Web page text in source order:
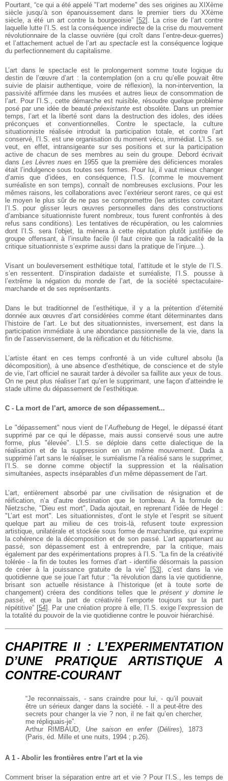
Pourtant, “ce qui a été appelé "l’art moderne" des ses origines au XIXème
siècle jusqu’à son épanouissement dans le premier tiers du XXème
siècle, a été un art contre la bourgeoisie”[52] . La crise de l’art contre
laquelle lutte l’I.S. est la conséquence indirecte de la crise du mouvement
révolutionnaire de la classe ouvrière (qui croît dans l’entre-deux-guerres)
et l’attachement actuel de l’art au spectacleest la conséquence logique
du perfectionnement du capitalisme.
L’art dans le spectacle est le prolongement somme toute logique du
destin de l’œuvre d’art : la contemplation (on a cru qu’elle pouvait être
suivie de plaisir authentique, voire de réflexion), la non-intervention, la
passivité affirmée dans les musées et autres lieux de consommation de
l’art. Pour l’I.S., cette démarche est nuisible, résoudre quelque problème
posé par une idée de beauté préexistante est obsolète. Dans un premier
temps, l’art et la liberté sont dans la destruction des idoles, des idées
préconçues et conventionnelles. Contre le spectacle, la culture
situationniste réalisée introduit la participation totale, et contre l’art
conservé, l’I.S. est une organisation du moment vécu, immédiat. L’I.S. se
veut, en effet, intransigeante sur ses positions et sur la participation
active de chacun de ses membres au sein du groupe. Debord écrivait
dansLes Lèvres nues en 1955 que la première des déficiences morales
était l’indulgence sous toutes ses formes. Pour lui, il vaut mieux changer
d’amis que d’idées, en conséquence, l’I.S. (comme le mouvement
surréaliste en son temps), connaît de nombreuses exclusions. Pour les
mêmes raisons, les collaborations avec l’extérieur seront rares, ce qui est
le moyen le plus sûr de ne pas se compromettre (les artistes convoitant
l’I.S. pour glisser leurs œuvres personnelles dans des constructions
d’ambiance situationniste furent nombreux, tous furent confrontés à des
refus sans conditions). Les tentatives de récupération, ou les calomnies
dont l’I.S. sera l’objet, la mènera à cette réputation plutôt justifiée de
groupe offensant, à l’insulte facile (il faut croire que la radicalité de la
critique situationniste s’exprime aussi dans la pratique de l’injure...).
Visant un bouleversement esthétique total, l’attitude et le style de l’I.S.
s’en ressentent. D’inspiration dadaïste et surréaliste, l’I.S. pousse à
l’extrême la négation du monde de l’art, de la société spectaculaire-
marchande et de ses représentants.
Dans le but traditionnel de l’esthétique, il y a la prétention d’éternité
donnée aux œuvres d’art considérées comme étant déterminantes dans
l’histoire de l’art. Le but des situationnistes, inversement, est dans la
participation immédiate à une abondance passionnelle de la vie, dans la
fin de l’asservissement, de la réification et du fétichisme.
L’artiste étant en ces temps confronté à un vide culturel absolu (la
décomposition), à une absence d’esthétique, de conscience et de style
de vie, l’art officiel ne saurait tarder à dévoiler sa faillite aux yeux de tous.
On ne peut plus réaliser l’art qu’en le supprimant, une façon d’atteindre le
stade ultime du dépassement de l’esthétique.
C - La mort de l’art, amorce de son dépassement...
Le "dépassement" nous vient de l’Aufhebungde Hegel, le dépassé étant
supprimé par ce qui le dépasse, mais aussi conservé sous une autre
forme, plus "élevée". L’I.S. se déploie dans cette dialectique de la
réalisation et de la suppression en un même mouvement. Dada a
supprimé l’art sans le réaliser, le surréalisme l’a réalisé sans le supprimer,
l’I.S. se donne comme objectif la suppression et la réalisation
simultanées, aspects inséparables d’un même dépassement de l’art.
L’art, entièrement absorbé par une civilisation de résignation et de
réification, n’a d’autre destination que le tombeau. A la formule de
Nietzsche, "Dieu est mort", Dada ajoutait, en reprenant l’idée de Hegel :
"L’art est mort". Les situationnistes, d’ont le style et l’esprit se situent
quelque part au milieu de ces trois-là, refusent toute expression
artistique, unilatérale et stockée sous forme de marchandise, qui exprime
la cohérence de la décomposition et de son passé. L’art appartenant au
passé, son dépassement est à entreprendre, par la critique, mais
également par des expérimentations propres à l’I.S. “La fin de la créativité
tolérée - la fin de toutes les formes d’art - identifie désormais la passion
de créer à la jouissance gratuite de la vie” [53] , c’est dans la vie
quotidienne que se joue l’art futur : “la révolution dans la vie quotidienne,
brisant son actuelle résistance à l’historique (et à toute sorte de
changement) créera des conditions telles que leprésent y domine le
passé , et que la part de créativité l’emporte toujours sur la part
répétitive” [54] . Par une création propre à elle, l’I.S. exige l’expression de
la totalité du pouvoir de la vie quotidienne contre le pouvoir hiérarchisé.
CHAPITRE II : L’EXPERIMENTATION
D’UNE PRATIQUE ARTISTIQUE A
CONTRE-COURANT
“Je reconnaissais, - sans craindre pour lui, - qu’il pouvait
être un sérieux danger dans la société. - Il a peut-être des
secrets pour changer la vie ? non, il ne fait qu’en chercher,
me répliquais-je”.
Arthur RIMBAUD, Une saison en enfer(Délires), 1873
(Paris, éd. Mille et une nuits, 1994 ; p.26).
A 1 - Abolir les frontières entre l’art et la vie
Comment briser la séparation entre art et vie ? Pour l’I.S., les temps de